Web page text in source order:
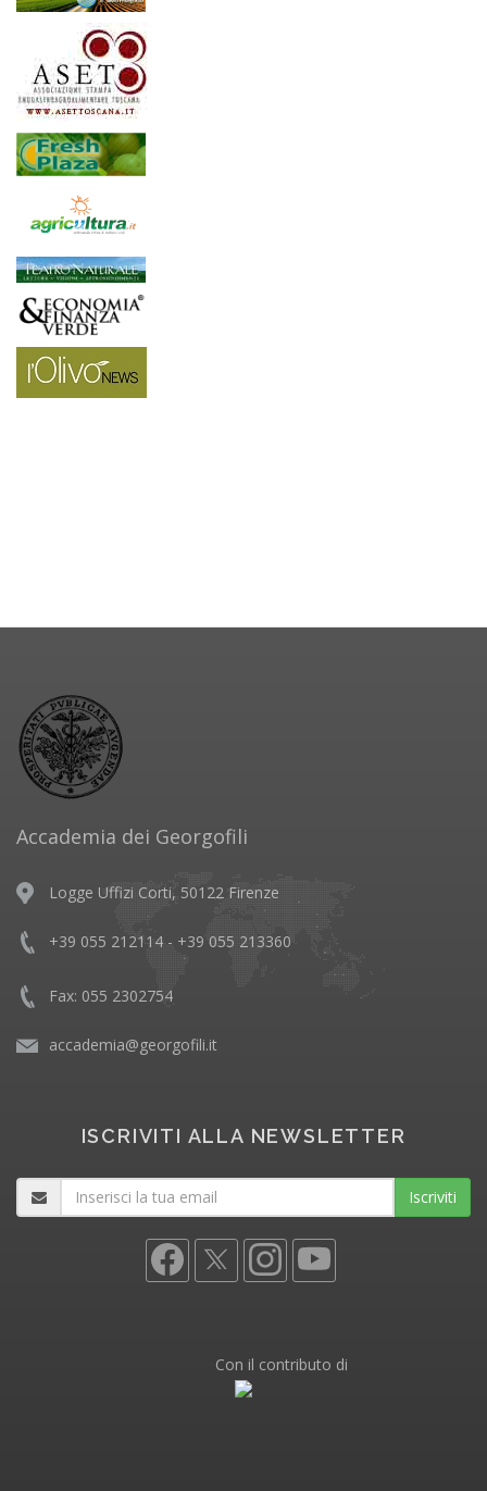
Accademia dei Georgofili
Logge Uffizi Corti, 50122 Firenze
+39 055 212114 - +39 055 213360
Fax: 055 2302754
accademia@georgofili.it
ISCRIVITI ALLA NEWSLETTER
Iscriviti
Con il contributo di